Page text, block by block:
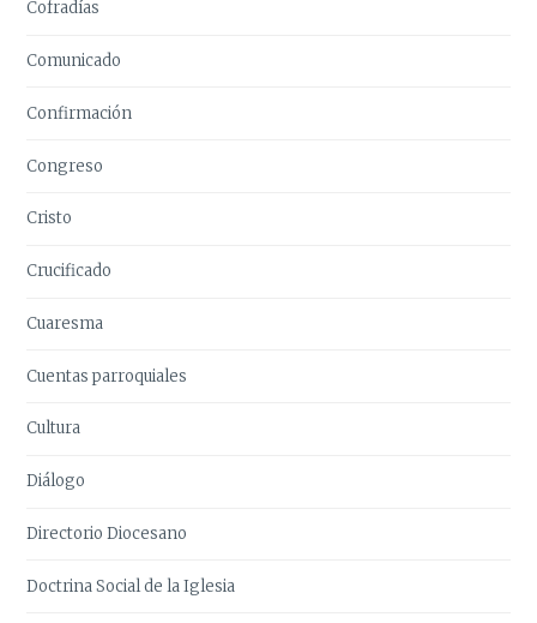
Cofradías
Comunicado
Confirmación
Congreso
Cristo
Crucificado
Cuaresma
Cuentas parroquiales
Cultura
Diálogo
Directorio Diocesano
Doctrina Social de la Iglesia